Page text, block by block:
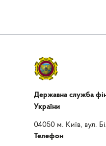
Державна служба
України
04050 м. Київ, вул.
Телефон